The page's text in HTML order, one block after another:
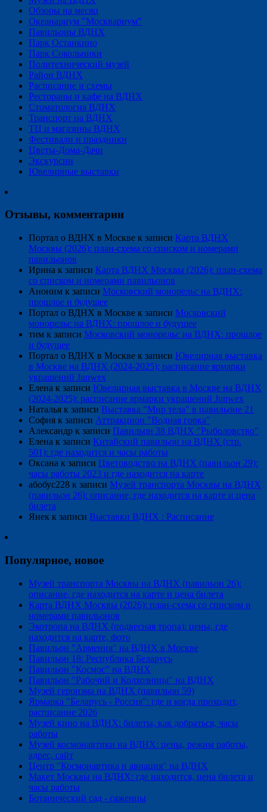
Обзоры на месяц
Океанариум "Москвариум"
Павильоны ВДНХ
Парк Останкино
Парк Сокольники
Политехнический музей
Район ВДНХ
Расписание и схемы
Рестораны и кафе на ВДНХ
Стоматология ВДНХ
Транспорт на ВДНХ
ТЦ и магазины ВДНХ
Фестивали и праздники
Цветы-Дома-Дачи
Экскурсии
Ювелирные выставки
Отзывы, комментарии
Портал о ВДНХ в Москве к записи Карта ВДНХ
Москвы (2026): план-схема со списком и номерами
павильонов
Ирина к записи Карта ВДНХ Москвы (2026): план-схема
со списком и номерами павильонов
Аноним к записи Московский монорельс на ВДНХ:
прошлое и будущее
Портал о ВДНХ в Москве к записи Московский
монорельс на ВДНХ: прошлое и будущее
тим к записи Московский монорельс на ВДНХ: прошлое
и будущее
Портал о ВДНХ в Москве к записи Ювелирная выставка
в Москве на ВДНХ (2024-2025): расписание ярмарки
украшений Junwex
Елена к записи Ювелирная выставка в Москве на ВДНХ
(2024-2025): расписание ярмарки украшений Junwex
Наталья к записи Выставка "Мир тела" в павильоне 21
София к записи Аттракцион "Водная горка"
Александр к записи Павильон 38 ВДНХ "Рыболовство"
Елена к записи Китайский павильон на ВДНХ (стр.
501): где находится и часы работы
Оксана к записи Цветоводство на ВДНХ (павильон 29):
часы работы 2023 и где находится на карте
абобус228 к записи Музей транспорта Москвы на ВДНХ
(павильон 26): описание, где находится на карте и цена
билета
Янек к записи Выставки ВДНХ : Расписание
Популярное, новое
Музей транспорта Москвы на ВДНХ (павильон 26):
описание, где находится на карте и цена билета
Карта ВДНХ Москвы (2026): план-схема со списком и
номерами павильонов
Экотропа на ВДНХ (подвесная тропа): цены, где
находится на карте, фото
Павильон "Армения" на ВДНХ в Москве
Павильон 18: Республика Беларусь
Павильон "Космос" на ВДНХ
Павильон "Рабочий и Колхозница" на ВДНХ
Музей героизма на ВДНХ (павильон 59)
Ярмарка "Беларусь - Россия": где и когда проходит,
расписание 2026
Музей кино на ВДНХ: билеты, как добраться, часы
работы
Музей космонавтики на ВДНХ: цены, режим работы,
адрес, сайт
Центр "Космонавтика и авиация" на ВДНХ
Макет Москвы на ВДНХ: где находится, цена билета и
часы работы
Ботанический сад - саженцы